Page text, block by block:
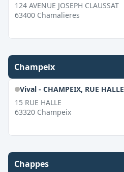
124 AVENUE JOSEPH CLAUSSAT
63400 Chamalieres
Champeix
Vival - CHAMPEIX, RUE HALLE
15 RUE HALLE
63320 Champeix
Chappes